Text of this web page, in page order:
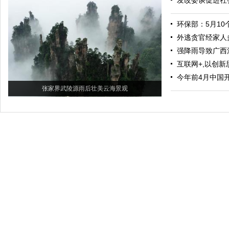
张家界武陵源雨后壮美云海景观
环保部：5月10
外逃贪官经家
强降雨导致广
互联网+,以创新
今年前4月中国